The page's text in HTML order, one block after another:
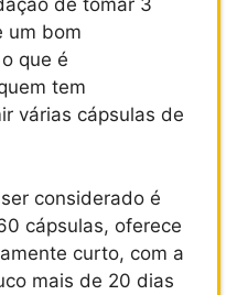
de tomar 3
um bom
que é
tem
várias cápsulas de
considerado é
cápsulas, oferece
curto, com a
mais de 20 dias